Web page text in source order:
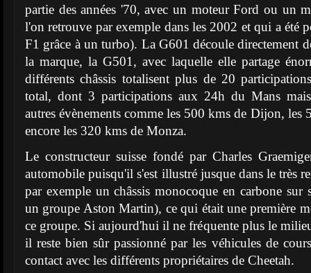
partie des années '70, avec un moteur Ford ou un
l'on retrouve par exemple dans les 2002 et qui a été
F1 grâce à un turbo). La G601 découle directement
la marque, la G501, avec laquelle elle partage
différents châssis totalisent plus de 20
total, dont 3 participations aux 24h du Mans
autres évènements comme les 500 kms de Dijon, les
encore les 320 kms de Monza.
Le constructeur suisse fondé par Charles
automobile puisqu'il s'est illustré jusque dans le très
par exemple un châssis monocoque en carbone sur
un groupe Aston Martin), ce qui était une première
ce groupe. Si aujourd'hui il ne fréquente plus le
il reste bien sûr passionné par les véhicules de
contact avec les différents propriétaires de Cheetah.